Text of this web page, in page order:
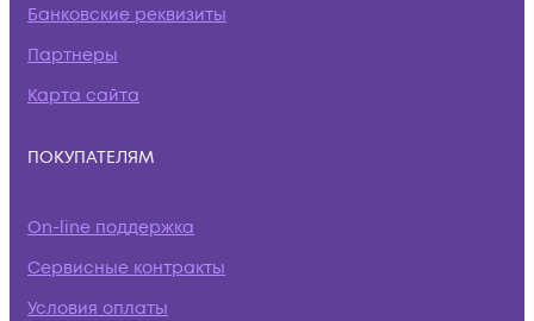
Банковские реквизиты
Партнеры
Карта сайта
ПОКУПАТЕЛЯМ
On-line поддержка
Сервисные контракты
Условия оплаты